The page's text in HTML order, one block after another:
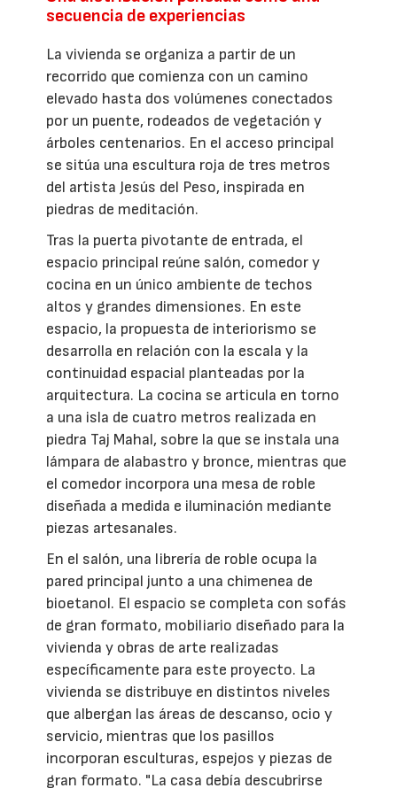
secuencia de experiencias
La vivienda se organiza a partir de un
recorrido que comienza con un camino
elevado hasta dos volúmenes conectados
por un puente, rodeados de vegetación y
árboles centenarios. En el acceso principal
se sitúa una escultura roja de tres metros
del artista Jesús del Peso, inspirada en
piedras de meditación.
Tras la puerta pivotante de entrada, el
espacio principal reúne salón, comedor y
cocina en un único ambiente de techos
altos y grandes dimensiones. En este
espacio, la propuesta de interiorismo se
desarrolla en relación con la escala y la
continuidad espacial planteadas por la
arquitectura. La cocina se articula en torno
a una isla de cuatro metros realizada en
piedra Taj Mahal, sobre la que se instala una
lámpara de alabastro y bronce, mientras que
el comedor incorpora una mesa de roble
diseñada a medida e iluminación mediante
piezas artesanales.
En el salón, una librería de roble ocupa la
pared principal junto a una chimenea de
bioetanol. El espacio se completa con sofás
de gran formato, mobiliario diseñado para la
vivienda y obras de arte realizadas
específicamente para este proyecto. La
vivienda se distribuye en distintos niveles
que albergan las áreas de descanso, ocio y
servicio, mientras que los pasillos
incorporan esculturas, espejos y piezas de
gran formato. "La casa debía descubrirse